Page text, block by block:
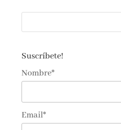
Suscríbete!
Nombre*
Email*